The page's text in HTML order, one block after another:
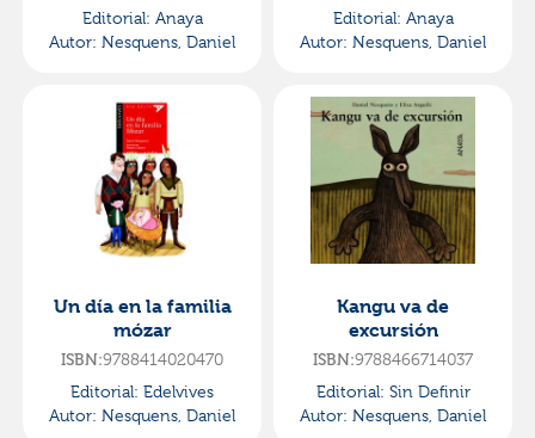
Editorial: Anaya
Autor: Nesquens, Daniel
Editorial: Anaya
Autor: Nesquens, Daniel
Un día en la familia
mózar
ISBN:9788414020470
Editorial: Edelvives
Autor: Nesquens, Daniel
Kangu va de
excursión
ISBN:9788466714037
Editorial: Sin Definir
Autor: Nesquens, Daniel